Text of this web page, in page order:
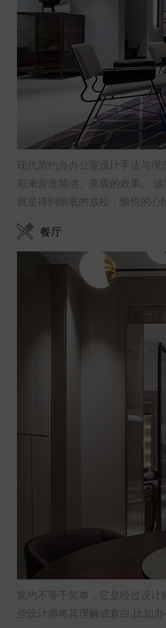
现代简约办办公室设计手法与
彩来营造简洁、美观的效果。
就是得到彻底的放松，愉悦的
餐厅
简约不等于简单，它是经过设
些设计师将其理解成直白,比如